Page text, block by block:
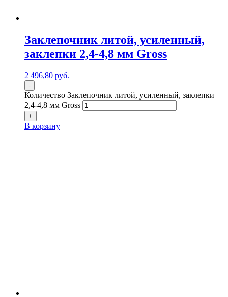
Заклепочник литой, усиленный,
заклепки 2,4-4,8 мм Gross
2 496,80 руб.
-
Количество Заклепочник литой, усиленный, заклепки
2,4-4,8 мм Gross
+
В корзину